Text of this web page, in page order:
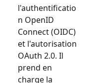
l'authentificatio
n OpenID
Connect (OIDC)
et l'autorisation
OAuth 2.0. Il
prend en
charge la